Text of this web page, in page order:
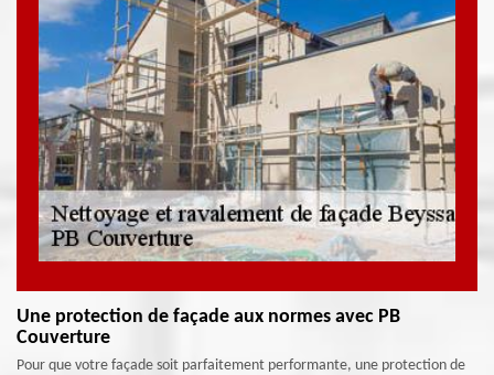
Une protection de façade aux normes avec PB
Couverture
Pour que votre façade soit parfaitement performante, une protection de